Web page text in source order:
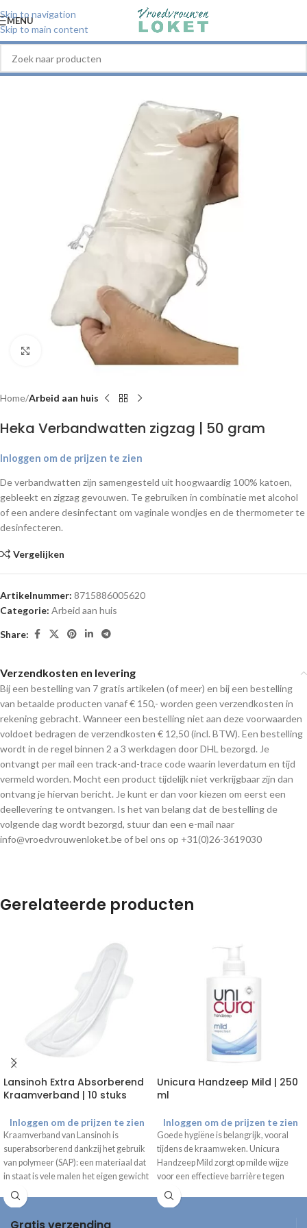
Skip to navigation
Skip to main content
MENU
Klik om te vergroten
Home Arbeid aan huis
Heka Verbandwatten zigzag | 50 gram
Inloggen om de prijzen te zien
De verbandwatten zijn samengesteld uit hoogwaardig 100% katoen,
gebleekt en zigzag gevouwen. Te gebruiken in combinatie met alcohol
of een andere desinfectant om vaginale wondjes en de thermometer te
desinfecteren.
Vergelijken
Artikelnummer: 8715886005620
Categorie: Arbeid aan huis
Share:
Verzendkosten en levering
Bij een bestelling van 7 gratis artikelen (of meer) en bij een bestelling
van betaalde producten vanaf € 150,- worden geen verzendkosten in
rekening gebracht. Wanneer een bestelling niet aan deze voorwaarden
voldoet bedragen de verzendkosten € 12,50 (incl. BTW). Een bestelling
wordt in de regel binnen 2 a 3 werkdagen door DHL bezorgd. Je
ontvangt per mail een track-and-trace code waarin leverdatum en tijd
vermeld worden. Mocht een product tijdelijk niet verkrijgbaar zijn dan
ontvang je hiervan bericht. Je kunt er dan voor kiezen om eerst een
deellevering te ontvangen. Is het van belang dat de bestelling de
volgende dag wordt bezorgd, stuur dan een e-mail naar
info@vroedvrouwenloket.be of bel ons op +31(0)26-3619030
Gerelateerde producten
Lansinoh Extra Absorberend
Kraamverband | 10 stuks
Inloggen om de prijzen te zien
Kraamverband van Lansinoh is
superabsorberend dankzij het gebruik
van polymeer (SAP): een materiaal dat
in staat is vele malen het eigen gewicht
aan water op te nemen en vast te
houden.. De anatomische vorm zorgt
ervoor dat het verband comfortabel
Unicura Handzeep Mild | 250
ml
Inloggen om de prijzen te zien
Goede hygiëne is belangrijk, vooral
tijdens de kraamweken. Unicura
Handzeep Mild zorgt op milde wijze
voor een effectieve barrière tegen
bacteriën.
Gratis verzending